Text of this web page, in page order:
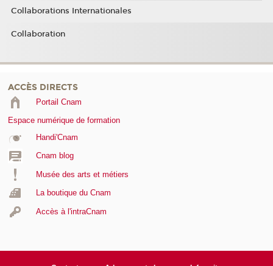
Collaborations Internationales
Collaboration
ACCÈS DIRECTS
Portail Cnam
Espace numérique de formation
Handi'Cnam
Cnam blog
Musée des arts et métiers
La boutique du Cnam
Accès à l'intraCnam